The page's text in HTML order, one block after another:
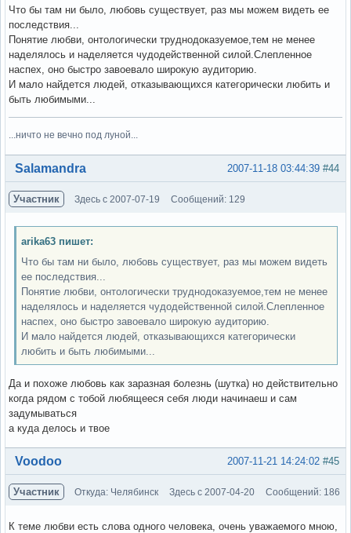
Что бы там ни было, любовь существует, раз мы можем видеть ее
последствия...
Понятие любви, онтологически труднодоказуемое,тем не менее
наделялось и наделяется чудодейственной силой.Слепленное
наспех, оно быстро завоевало широкую аудиторию.
И мало найдется людей, отказывающихся категорически любить и
быть любимыми...
...ничто не вечно под луной...
Вне форума #44
2007-11-18 03:44:39
Salamandra
Участник Здесь с 2007-07-19 Сообщений: 129
arika63 пишет:
Что бы там ни было, любовь существует, раз мы можем видеть
ее последствия...
Понятие любви, онтологически труднодоказуемое,тем не менее
наделялось и наделяется чудодейственной силой.Слепленное
наспех, оно быстро завоевало широкую аудиторию.
И мало найдется людей, отказывающихся категорически
любить и быть любимыми...
Да и похоже любовь как заразная болезнь (шутка) но действительно
когда рядом с тобой любящееся себя люди начинаеш и сам
задумываться
а куда делось и твое
Вне форума #45
2007-11-21 14:24:02
Voodoo
Участник Откуда: Челябинск Здесь с 2007-04-20 Сообщений: 186
К теме любви есть слова одного человека, очень уважаемого мною,